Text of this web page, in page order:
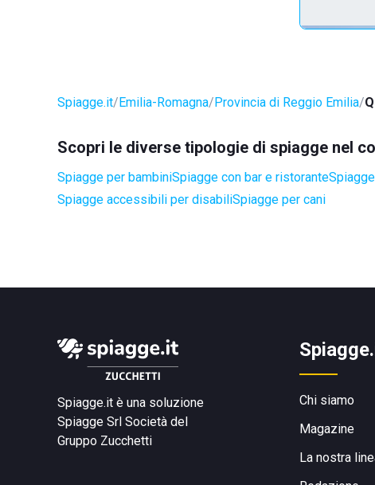
Spiagge.it Emilia-Romagna Provincia di Reggio Emilia
Scopri le diverse tipologie di spiagge nel
Spiagge per bambiniSpiagge con bar e ristorante
Spiagge accessibili per disabiliSpiagge per cani
Spiagge.it è una soluzione
Spiagge Srl Società del
Gruppo Zucchetti
Chi siamo
Magazine
La nostra